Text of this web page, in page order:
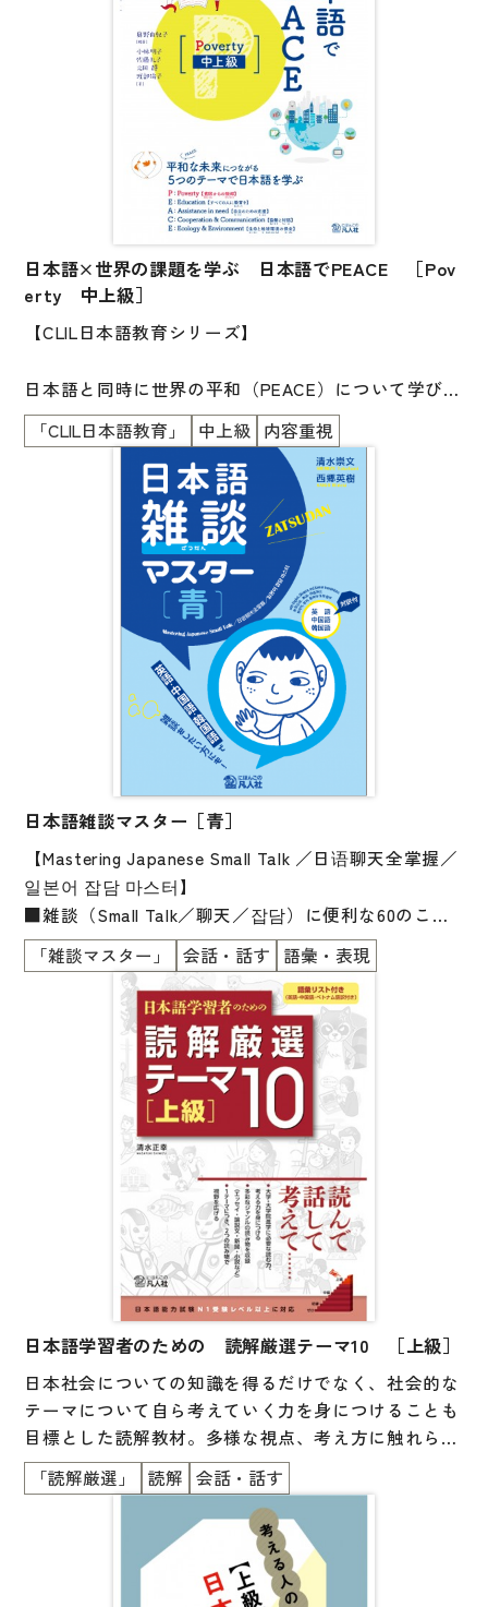
本書の利用方法は二通りあります。まず、本書を一
冊の独立した教材として使用することが可能です。
掲載されている新出語彙と文型について、語彙解説と
文法説明を読みながら理解を深め、さらに設問で実践
力を養ってください。
次に、本書と先ほど述べた『日本語で考えたくなる
科学の問い〔文化と社会篇〕』とを併せて使用するこ
幅広く深みのあるテーマで書かれた文章を味わいなが
ら、本書で学んだ語彙・文型・表現が文や文脈をいか
に構成し、
どのように使われているかを確認し理解を深めましょ
う。練習問題や解説を通して知識を定着させること
学習効果を倍増させることができます。ぜひ併せてご
活用ください。
本書は、上記のように充実した内容を備えているだ
けでなく、紙面や構成にもたくさんの工夫が凝らされ
例えば、言葉を受動的に学ぶのではなく、能動的に学
習できるように設定された「書き込み式」レイアウト
もその一つです。
他にも様々な側面から、読者のみなさんが日本語を捉
え、考察し、運用するためのサポートが満載されてい
日本語能力試験N1合格とアカデミック・ジャパニーズ
の力を伸ばす上で本書を存分に活用していただき、
豊富な言語知識と、その知識を運用することができる
総合的な日本語コミュニケーション能力育成を実現し
ていただければ幸いです。
授業オリエンテーション用スライド 『表現するため
の語彙文法練習ノート〈上〉*』構成と内容の解説［p
pt］
日本語×世界の課題を学ぶ 日本語でPEACE ［Pov
erty 中上級］
【CLIL日本語教育シリーズ】
日本語と同時に世界の平和（PEACE）について学び、
学習スキルや、深い思考力、互いを理解し協調してい
く力をつけます。
本書のテーマはPoverty（貧困）。
現状と課題を知り、考え、話し合ったり発表したりす
素材と活動を豊富に掲載しました。
国際支援の現実や若手社会起業家の活躍を描いた生素
従来の日本語教材とはひと味違う刺激があります。
＊読み物にはやさしい日本語訳の語彙リストが付いて
＊別冊「ポートフォリオ」付き。
「CLIL日本語教育」 中上級 内容重視
日本語雑談マスター［青］
【Mastering Japanese Small Talk ／日语聊天全掌握／
일본어 잡담 마스터】
■雑談（Small Talk／聊天／잡담）に便利な60のこと
ば・表現が勉強できます
■12の雑談の秘訣（The Secret to Small Talk／聊天的
秘诀／잡담의 비결）も勉強できます
■会社員や大学生の自然な会話
■ひとりで勉強できます
■初級の勉強がおわったら、読んでみましょう
■自然な英語・中国語・韓国語の対訳付き
■英語・中国語・韓国語を学んでいる人にもおススメ
「雑談マスター」 会話・話す 語彙・表現
日本語学習者のための 読解厳選テーマ10 ［上級］
日本社会についての知識を得るだけでなく、社会的な
テーマについて自ら考えていく力を身につけることも
目標とした読解教材。多様な視点、考え方に触れられ
るように、１つのテーマにつき、2つの読み物とコラ
ムを掲載。「文章を読む」「自分の考えをまとめ、話
す」「他者の考えを聞く」というプロセスの中で、よ
り広い視野を獲得し、主体的に考える力を養います。
大学・大学院への進学をめざす人にもおすすめです。
「読解厳選」 読解 会話・話す